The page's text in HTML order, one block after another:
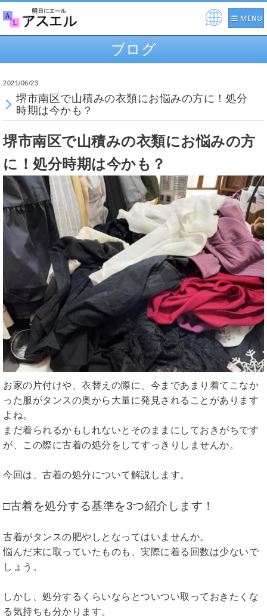
ブログ
2021/06/23
堺市南区で山積みの衣類にお悩みの方に！処分
時期は今かも？
堺市南区で山積みの衣類にお悩みの方
に！処分時期は今かも？
お家の片付けや、衣替えの際に、今まであまり着てこなか
った服がタンスの奥から大量に発見されることがあります
よね。
まだ着られるかもしれないとそのままにしておきがちです
が、この際に古着の処分をしてすっきりしませんか。
今回は、古着の処分について解説します。
□古着を処分する基準を3つ紹介します！
古着がタンスの肥やしとなってはいませんか。
悩んだ末に取っていたものも、実際に着る回数は少ないで
しょう。
しかし、処分するくらいならとついつい取っておきたくな
る気持ちも分かります。